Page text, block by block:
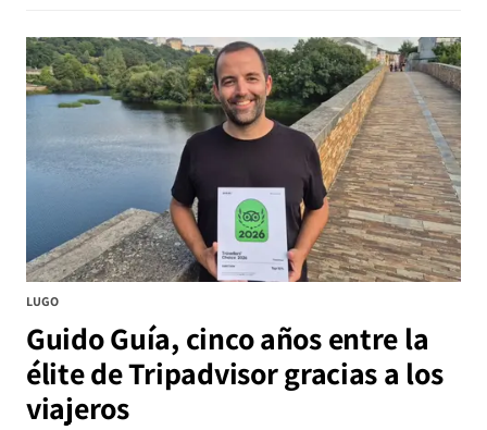
LUGO
Guido Guía, cinco años entre la
élite de Tripadvisor gracias a los
viajeros